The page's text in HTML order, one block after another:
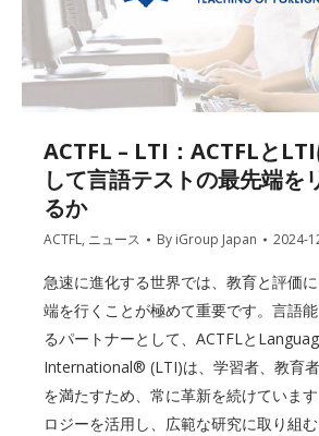
ACTFL – LTI：ACTFLと
して言語テストの最先端を
るか
ACTFL, ニュース By iGroup Japan 2024-
急速に進化する世界では、教育と評価
端を行くことが極めて重要です。言語
るパートナーとして、ACTFLと
International® (LTI)は、学習者、教育
を満たすため、常に革新を続けていま
ロジーを活用し、広範な研究に取り組